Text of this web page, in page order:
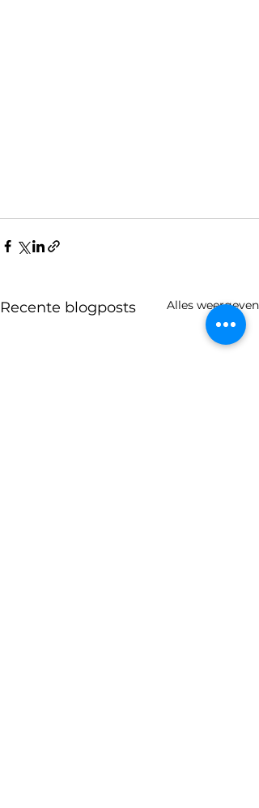
Recente blogposts Alles weergeven